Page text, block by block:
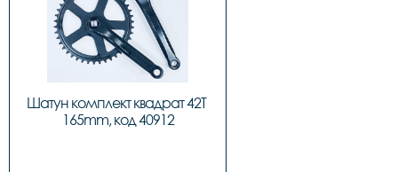
Шатун комплект квадрат 42T
165mm, код 40912